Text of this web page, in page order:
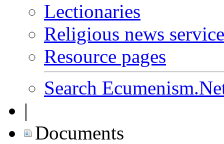
Lectionaries
Religious news
Resource pages
Search
|
Documents